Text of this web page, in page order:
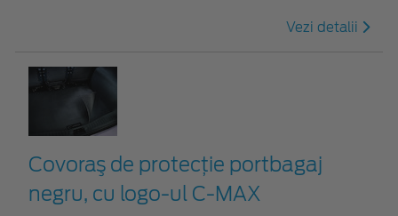
Vezi detalii
Covoraş de protecţie portbagaj
negru, cu logo-ul C-MAX